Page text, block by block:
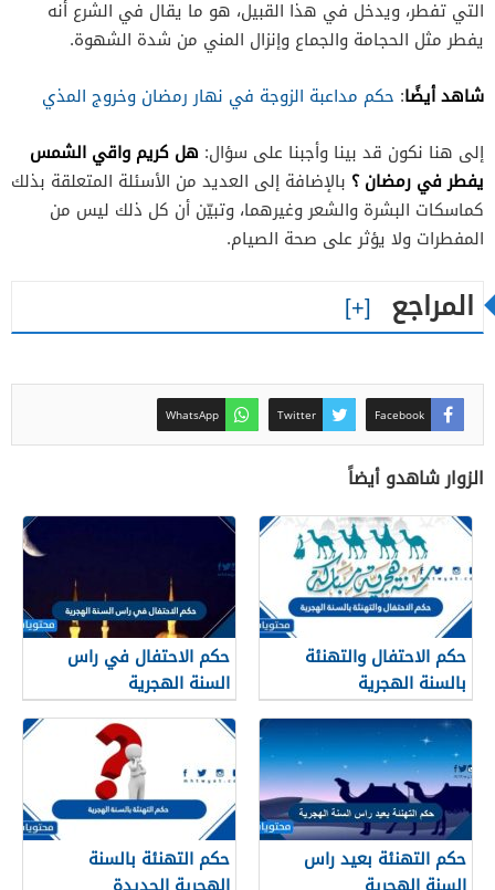
التي تفطر، ويدخل في هذا القبيل، هو ما يقال في الشرع أنه
يفطر مثل الحجامة والجماع وإنزال المني من شدة الشهوة.
شاهد أيضًا: حكم مداعبة الزوجة في نهار رمضان وخروج المذي
إلى هنا نكون قد بينا وأجبنا على سؤال: هل كريم واقي الشمس
يفطر في رمضان ؟ بالإضافة إلى العديد من الأسئلة المتعلقة بذلك
كماسكات البشرة والشعر وغيرهما، وتبيّن أن كل ذلك ليس من
المفطرات ولا يؤثر على صحة الصيام.
المراجع
Facebook
Twitter
WhatsApp
الزوار شاهدو أيضاً
حكم الاحتفال والتهنئة
بالسنة الهجرية
حكم الاحتفال في راس
السنة الهجرية
حكم التهنئة بعيد راس
حكم التهنئة بالسنة